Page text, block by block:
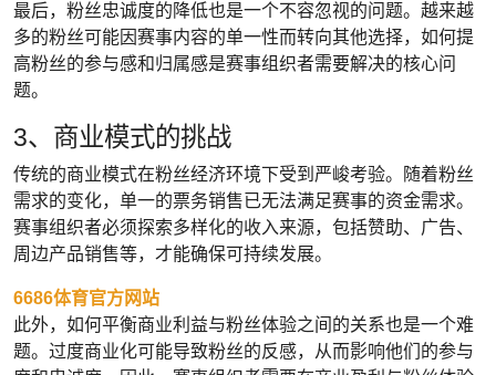
最后，粉丝忠诚度的降低也是一个不容忽视的问题。越来越
多的粉丝可能因赛事内容的单一性而转向其他选择，如何提
高粉丝的参与感和归属感是赛事组织者需要解决的核心问
题。
3、商业模式的挑战
传统的商业模式在粉丝经济环境下受到严峻考验。随着粉丝
需求的变化，单一的票务销售已无法满足赛事的资金需求。
赛事组织者必须探索多样化的收入来源，包括赞助、广告、
周边产品销售等，才能确保可持续发展。
6686体育官方网站
此外，如何平衡商业利益与粉丝体验之间的关系也是一个难
题。过度商业化可能导致粉丝的反感，从而影响他们的参与